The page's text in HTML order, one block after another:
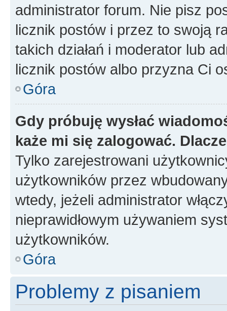
administrator forum. Nie pisz
licznik postów i przez to swoją
takich działań i moderator lub
licznik postów albo przyzna Ci
Góra
Gdy próbuję wysłać
każe mi się zalogować.
Tylko zarejestrowani
użytkowników przez
wtedy, jeżeli administrator
nieprawidłowym używaniem
użytkowników.
Góra
Problemy z pisaniem